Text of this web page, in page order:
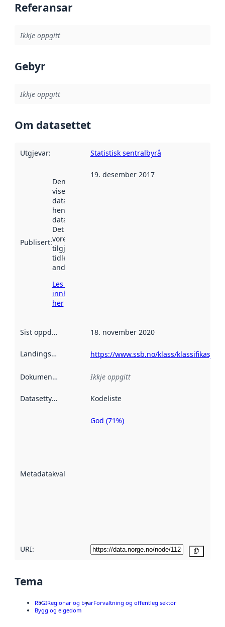
Referansar
Ikkje oppgitt
Gebyr
Ikkje oppgitt
Om datasettet
Utgjevar: Statistisk sentralbyrå
Publisert:
Denne datoen
viser når
datasettet vart
henta inn av
data.norge.no.
Det kan ha
vore
tilgjengeleg
tidlegare
andre stader.
Les meir om
innhenting
her
19. desember 2017
Sist oppdatert 18. november 2020
Landingsside https://www.ssb.no/klass/
Dokumentasjon Ikkje oppgitt
Datasettype Kodeliste
Metadatakvalitet
Metadatakvalitet
God (71%)
URI:
Tema
REGIRegionar og byarForvaltning og offentleg sektor
Bygg og eigedom